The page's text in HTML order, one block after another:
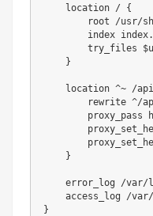
    location /
{
root /usr/
index
try_files
}
location ^~ /
rewrite ^/
proxy_pass
}
error_log /var/
}